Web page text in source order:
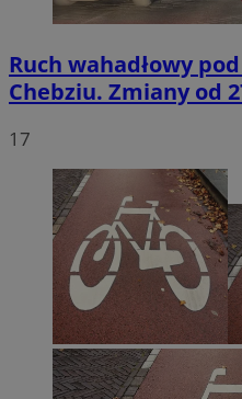
Ruch wahadłowy
Chebziu. Zmiany od
17